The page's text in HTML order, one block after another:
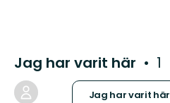
Jag har varit här 1
Jag har varit här